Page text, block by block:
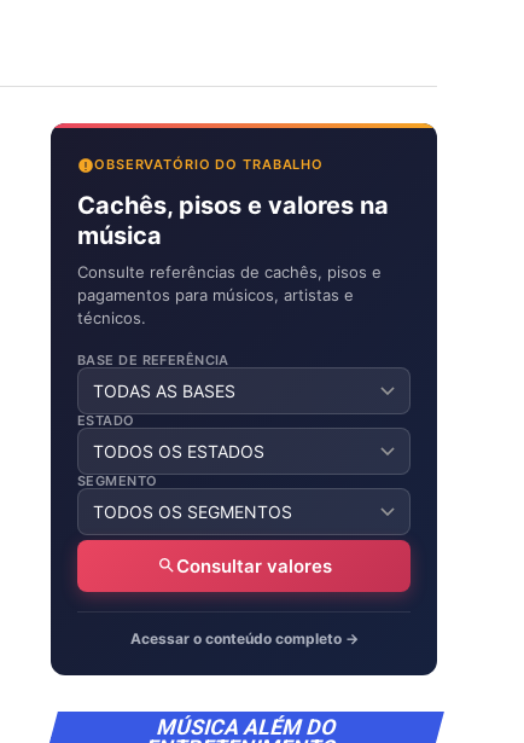
OBSERVATÓRIO DO TRABALHO
Cachês, pisos e valores na
música
Consulte referências de cachês, pisos e
pagamentos para músicos, artistas e
técnicos.
BASE DE REFERÊNCIA
ESTADO
SEGMENTO
Consultar valores
Acessar o conteúdo completo →
MÚSICA ALÉM DO
Tocador
de